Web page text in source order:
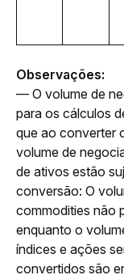
Observações:
— O volume de
para os cálculos
que ao converter
volume de
de ativos estão
conversão: O
commodities não
enquanto o
índices e ações
convertidos são